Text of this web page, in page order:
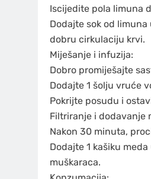
Iscijedite pola limuna
Dodajte sok od
dobru cirkulaciju krvi.
Miješanje i infuzija:
Dobro promiješajte
Dodajte 1 šolju vruće
Pokrijte posudu i
Filtriranje i dodavanje
Nakon 30 minuta,
Dodajte 1 kašiku
muškaraca.